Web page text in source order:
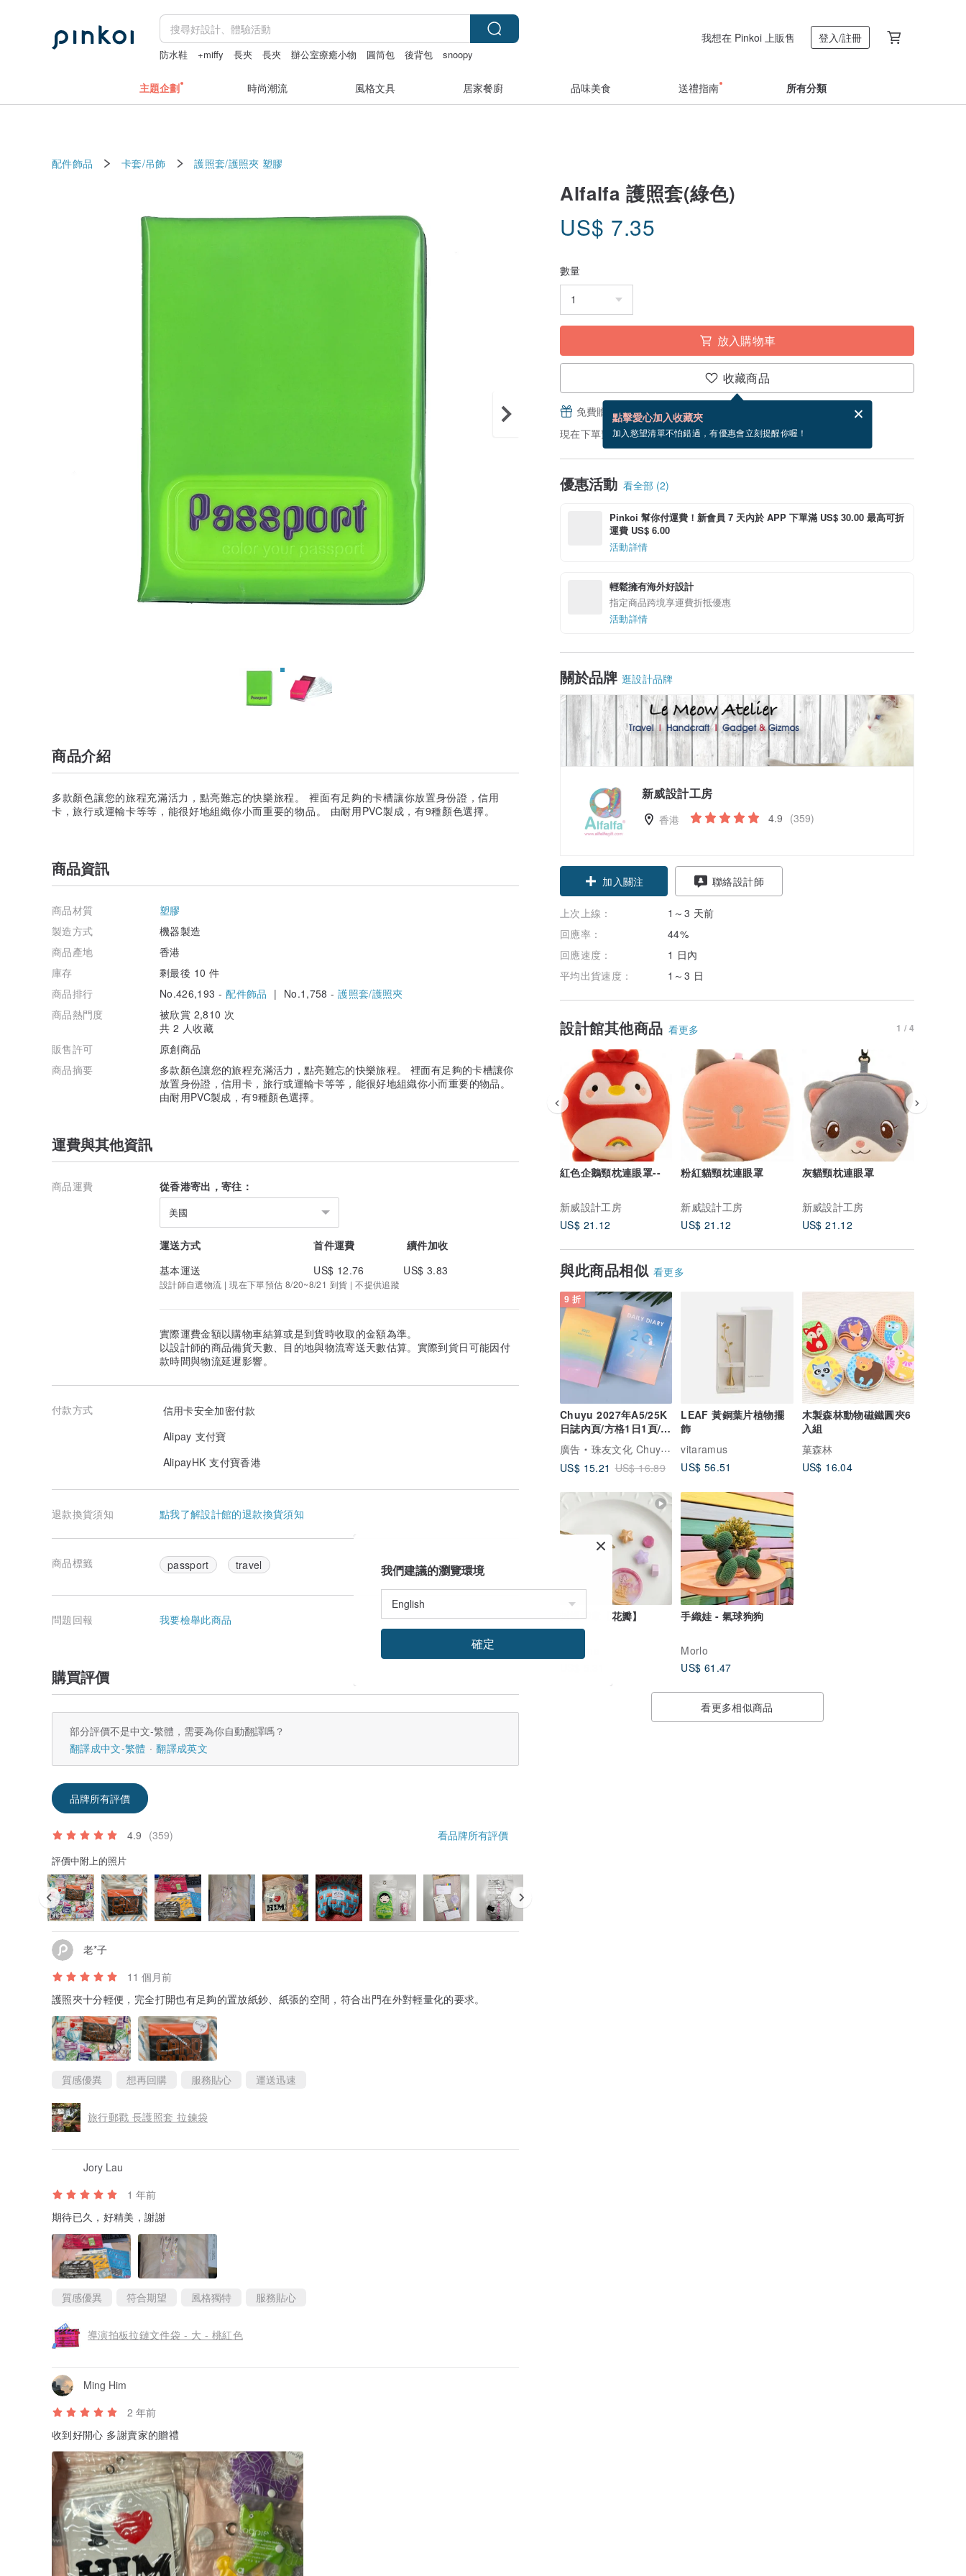
防水鞋 +miffy 長夾 長夾 辦公室療癒小物 圓筒包 後背包 snoopy
我想在 Pinkoi 上販售 登入/註冊
主題企劃 時尚潮流 風格文具 居家餐廚 品味美食 送禮指南 所有分類
配件飾品 卡套/吊飾 護照套/護照夾 塑膠
Alfalfa 護照套(綠色)
US$ 7.35
數量
放入購物車
收藏商品
點擊愛心加入收藏夾
加入慾望清單不怕錯過，有優惠會立刻提醒你喔！
免費贈送電子賀卡，結帳完成後填寫
現在下單預估 8/20~8/21 到貨。
優惠活動 看全部 (2)
Pinkoi 幫你付運費！新會員 7 天內於 APP 下單滿 US$ 30.00 最高可折
運費 US$ 6.00
活動詳情
輕鬆擁有海外好設計
指定商品跨境享運費折抵優惠
活動詳情
關於品牌 逛設計品牌
新威設計工房
香港 4.9 (359)
加入關注 聯絡設計師
上次上線：
1～3 天前
回應率：
44%
回應速度：
1 日內
平均出貨速度：
1～3 日
設計館其他商品 看更多 1 / 4
紅色企鵝頸枕連眼罩--
新威設計工房
US$ 21.12
粉紅貓頸枕連眼罩
新威設計工房
US$ 21.12
灰貓頸枕連眼罩
新威設計工房
US$ 21.12
與此商品相似 看更多
9 折
Chuyu 2027年A5/25K
日誌內頁/方格1日1頁/巴
川紙/日記手帳/手札
廣告
珠友文化 Chuyu Culture
US$ 15.21 US$ 16.89
LEAF 黃銅葉片植物擺
飾
vitaramus
US$ 56.51
木製森林動物磁鐵圓夾6
入組
菓森林
US$ 16.04
封蠟印章【花瓣】 手織娃 - 氣球狗狗
Morlo
US$ 61.47
看更多相似商品
商品介紹
多款顏色讓您的旅程充滿活力，點亮難忘的快樂旅程。 裡面有足夠的卡槽讓你放置身份證，信用
卡，旅行或運輸卡等等，能很好地組織你小而重要的物品。 由耐用PVC製成，有9種顏色選擇。
商品資訊
商品材質
塑膠
製造方式
機器製造
商品產地
香港
庫存
剩最後 10 件
商品排行
No.426,193 -配件飾品 | No.1,758 -護照套/護照夾
商品熱門度
被欣賞 2,810 次
共 2 人收藏
販售許可
原創商品
商品摘要
多款顏色讓您的旅程充滿活力，點亮難忘的快樂旅程。 裡面有足夠的卡槽讓你
放置身份證，信用卡，旅行或運輸卡等等，能很好地組織你小而重要的物品。
由耐用PVC製成，有9種顏色選擇。
運費與其他資訊
商品運費 從香港寄出，寄往：
美國
運送方式 首件運費
續件加收
基本運送
US$ 12.76 US$ 3.83
設計師自選物流 | 現在下單預估 8/20~8/21 到貨 | 不提供追蹤
實際運費金額以購物車結算或是到貨時收取的金額為準。
以設計師的商品備貨天數、目的地與物流寄送天數估算。實際到貨日可能因付
款時間與物流延遲影響。
付款方式
信用卡安全加密付款
Alipay 支付寶
AlipayHK 支付寶香港
退款換貨須知 點我了解設計館的退款換貨須知
商品標籤 passport travel
問題回報 我要檢舉此商品
購買評價
部分評價不是中文-繁體，需要為你自動翻譯嗎？
翻譯成中文-繁體
翻譯成英文
品牌所有評價
4.9 (359) 看品牌所有評價
評價中附上的照片
老*子
11 個月前
護照夾十分輕便，完全打開也有足夠的置放紙鈔、紙張的空間，符合出門在外對輕量化的要求。
質感優異 想再回購 服務貼心 運送迅速
旅行郵戳 長護照套 拉鍊袋
Jory Lau
1 年前
期待已久，好精美，謝謝
質感優異 符合期望 風格獨特 服務貼心
導演拍板拉鏈文件袋 - 大 - 桃紅色
Ming Him
2 年前
收到好開心 多謝賣家的贈禮
我們建議的瀏覽環境
確定